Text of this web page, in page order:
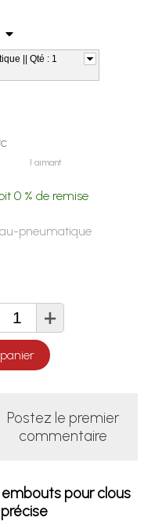
|| Qté : 1
1 aimant
0 % de remise
pneumatique
+
Postez le premier
commentaire
pour clous